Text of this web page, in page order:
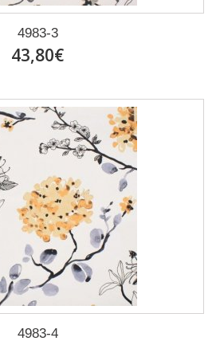
4983-3
43,80€
4983-4